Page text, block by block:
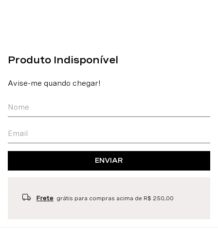
ENVIAR
Frete grátis para compras acima de R$ 250,00